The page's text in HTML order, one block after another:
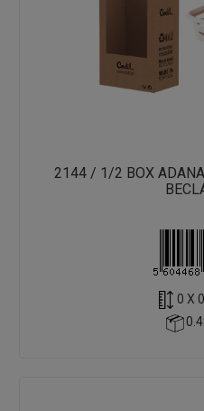
2144 / 1/2 BOX
0 X